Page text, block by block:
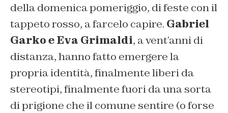
della domenica pomeriggio, di feste con il
tappeto rosso, a farcelo capire. Gabriel
Garko e Eva Grimaldi, a vent’anni di
distanza, hanno fatto emergere la
propria identità, finalmente liberi da
stereotipi, finalmente fuori da una sorta
di prigione che il comune sentire (o forse